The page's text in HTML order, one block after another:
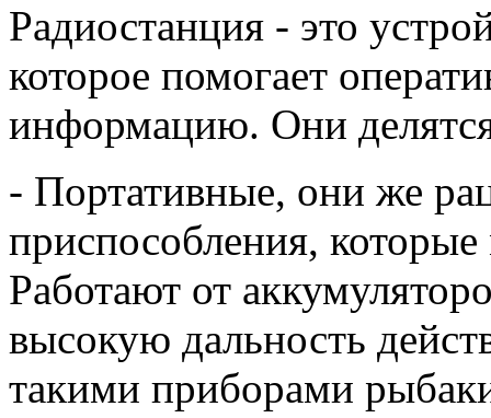
Радиостанция - это
которое помогает
информацию. Они
- Портативные, они же
приспособления,
Работают от
высокую дальность
такими приборами